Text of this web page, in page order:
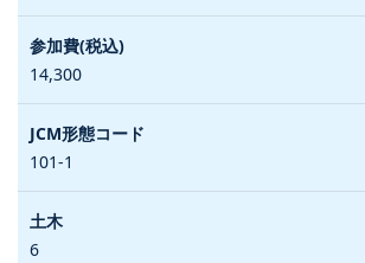
14,300
101-1
6